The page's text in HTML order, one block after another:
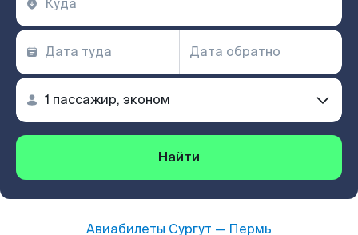
Найти
Авиабилеты Сургут — Пермь